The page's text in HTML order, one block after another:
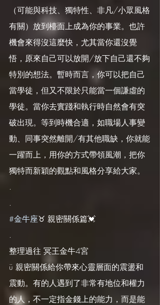
（可能與科技、獨特性、非凡/小眾風格
有關）放到檯面上成為你的事業。也許
機會來得沒這麼快，尤其當你還沒覺
悟，原來自己可以放開/放下自己還不夠
特別的想法。暫時而言，你可以把自己
當學徒，但又不限於只能當一個謙虛的
學徒。當你去實踐和執行時自然會有突
破出現。等到時機合適，如職場人事變
動、同事突然離開/有其他職缺，你就能
一躍而上，用你的方式帶領風潮，把你
獨特而新穎的觀點和風格分享給大家。
.
.
#金牛座♉️ 親密關係篇💓
.
整理過往 冥王金牛4宮
ü 親密關係給你帶來心靈層面的震盪和
震動。有的人遇到了非常有地位和權力
的人，不一定指金錢上的能力，而是能